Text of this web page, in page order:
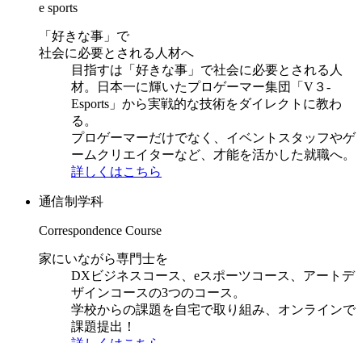
e sports
「好きな事」で
社会に必要とされる人材へ
目指すは「好きな事」で社会に必要とされる人
材。日本一に輝いたプロゲーマー集団「V３-
Esports」から実戦的な技術をダイレクトに教わ
る。
プロゲーマーだけでなく、イベントスタッフやゲ
ームクリエイターなど、才能を活かした就職へ。
詳しくはこちら
通信制学科
Correspondence Course
家にいながら専門士を
DXビジネスコース、eスポーツコース、アートデ
ザインコースの3つのコース。
学校からの課題を自宅で取り組み、オンラインで
課題提出！